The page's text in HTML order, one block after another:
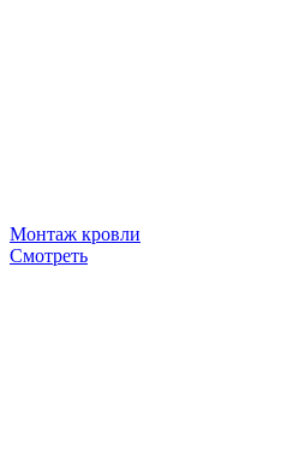
Монтаж кровли
Смотреть